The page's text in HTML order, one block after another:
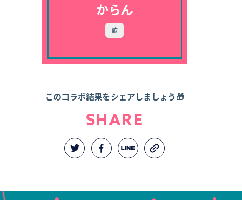
からん
歌
このコラボ結果をシェアしましょう🎁
SHARE